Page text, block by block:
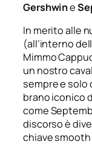
Gershwine
In merito alle
(all’interno
Mimmo
un nostro
sempre e solo
brano iconico
come
discorso è
chiave